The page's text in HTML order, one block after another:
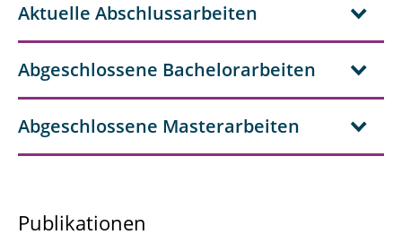
Aktuelle Abschlussarbeiten
Abgeschlossene Bachelorarbeiten
Abgeschlossene Masterarbeiten
Publikationen